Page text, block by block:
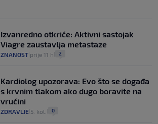
Izvanredno otkriće: Aktivni sastojak
Viagre zaustavlja metastaze
ZNANOST prije 11 h 2
Kardiolog upozorava: Evo što se događa
s krvnim tlakom ako dugo boravite na
vrućini
ZDRAVLJE 5. kol. 0